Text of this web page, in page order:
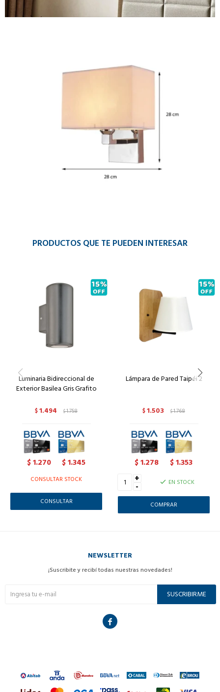
PRODUCTOS QUE TE PUEDEN INTERESAR
Luminaria Bidireccional de
Exterior Basilea Gris Grafito
$1.494 $1.758
$1.270 $1.345
CONSULTAR STOCK
CONSULTAR
Lámpara de Pared Taipéi 2
$1.503 $1.768
$1.278 $1.353
+
- EN STOCK
NEWSLETTER
¡Suscribite y recibí todas nuestras novedades!
SUSCRIBIRME
